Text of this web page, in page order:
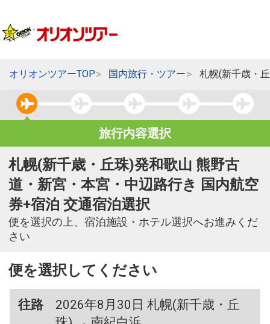
オリオンツアーTOP 国内旅行・ツアー 札幌(新千歳・
旅行内容選択
札幌(新千歳・丘珠)発和歌山 熊野古
道・新宮・本宮・中辺路行き 国内航空
券+宿泊 交通宿泊選択
便を選択の上、宿泊施設・ホテル選択へお進みくだ
さい
便を選択してください
往路
2026年8月30日 札幌(新千歳・丘